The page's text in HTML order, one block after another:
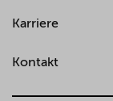
Karriere
Kontakt